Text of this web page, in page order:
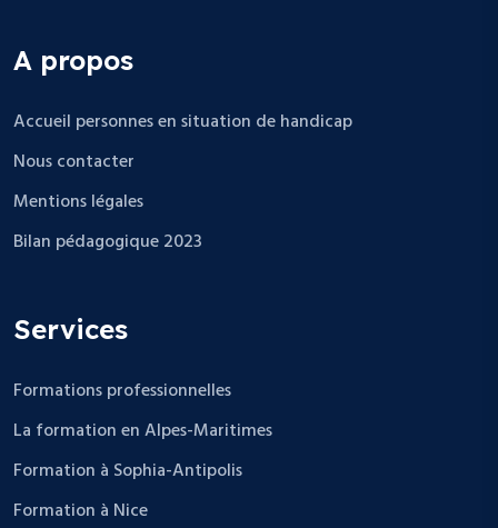
A propos
Accueil personnes en situation de handicap
Nous contacter
Mentions légales
Bilan pédagogique 2023
Services
Formations professionnelles
La formation en Alpes-Maritimes
Formation à Sophia-Antipolis
Formation à Nice